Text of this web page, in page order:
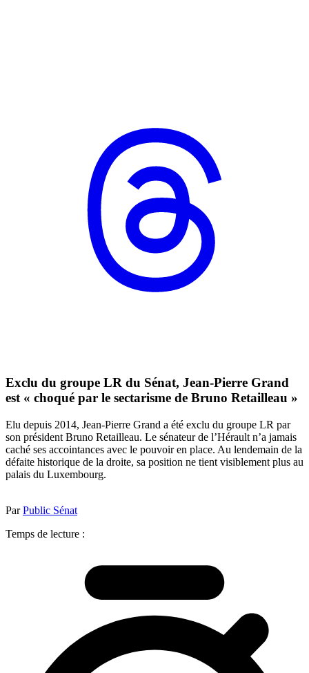
Exclu du groupe LR du Sénat, Jean-Pierre Grand
est « choqué par le sectarisme de Bruno Retailleau »
Elu depuis 2014, Jean-Pierre Grand a été exclu du groupe LR par
son président Bruno Retailleau. Le sénateur de l’Hérault n’a jamais
caché ses accointances avec le pouvoir en place. Au lendemain de la
défaite historique de la droite, sa position ne tient visiblement plus au
palais du Luxembourg.
ParPublic Sénat
Temps de lecture :